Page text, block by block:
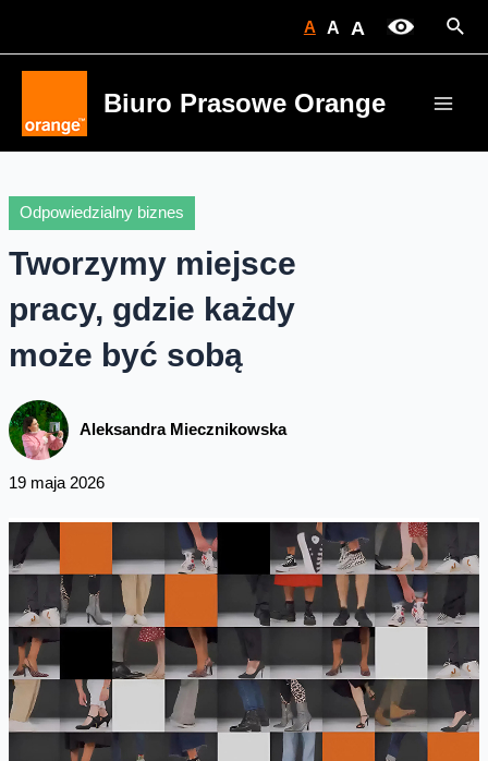
A A A
Biuro Prasowe Orange
Odpowiedzialny biznes
Tworzymy miejsce
pracy, gdzie każdy
może być sobą
Aleksandra Miecznikowska
19 maja 2026